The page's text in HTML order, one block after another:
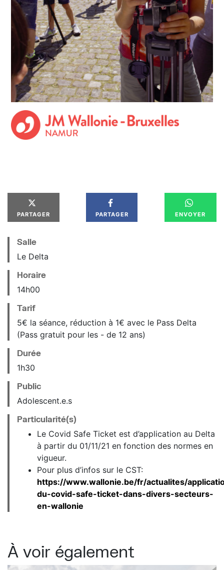
PARTAGER PARTAGER ENVOYER
Salle
Le Delta
Horaire
14h00
Tarif
5€ la séance, réduction à 1€ avec le Pass Delta
(Pass gratuit pour les - de 12 ans)
Durée
1h30
Public
Adolescent.e.s
Particularité(s)
Le Covid Safe Ticket est d’application au Delta
à partir du 01/11/21 en fonction des normes en
vigueur.
Pour plus d’infos sur le CST:
https://www.wallonie.be/fr/actualites/
du-covid-safe-ticket-dans-divers-secteurs-
en-wallonie
À voir également